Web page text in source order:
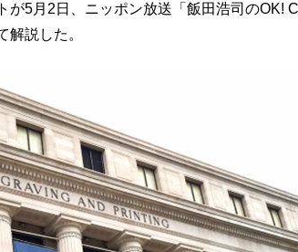
が5月2日、ニッポン放送「飯田浩司のOK!
解説した。